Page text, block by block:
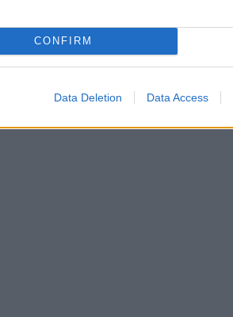
CONFIRM
Data Deletion Data Access